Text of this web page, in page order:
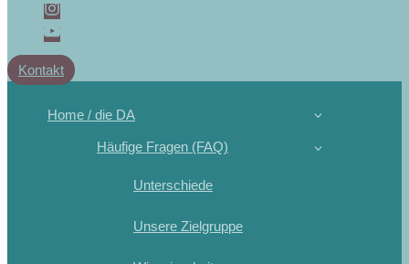
Kontakt
Home / die DA
Häufige Fragen (FAQ)
Unterschiede
Unsere Zielgruppe